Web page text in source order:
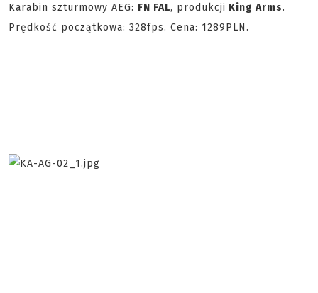
Karabin szturmowy AEG: FN FAL, produkcji King Arms.
Prędkość początkowa: 328fps. Cena: 1289PLN.